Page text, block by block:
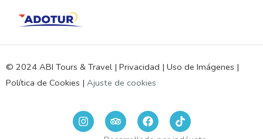
© 2024 ABI Tours & Travel | Privacidad | Uso de Imágenes |
Política de Cookies | Ajuste de cookies
I
n
T
r
F
a